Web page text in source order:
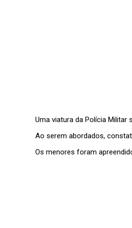
Uma viatura da Polícia Militar
Ao serem abordados,
Os menores foram